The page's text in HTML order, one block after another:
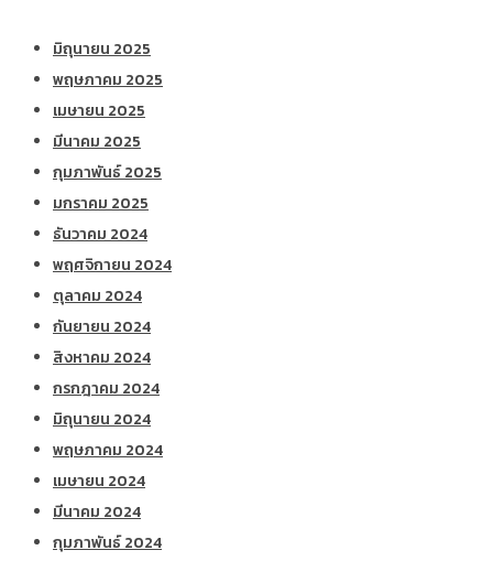
มิถุนายน 2025
พฤษภาคม 2025
เมษายน 2025
มีนาคม 2025
กุมภาพันธ์ 2025
มกราคม 2025
ธันวาคม 2024
พฤศจิกายน 2024
ตุลาคม 2024
กันยายน 2024
สิงหาคม 2024
กรกฎาคม 2024
มิถุนายน 2024
พฤษภาคม 2024
เมษายน 2024
มีนาคม 2024
กุมภาพันธ์ 2024